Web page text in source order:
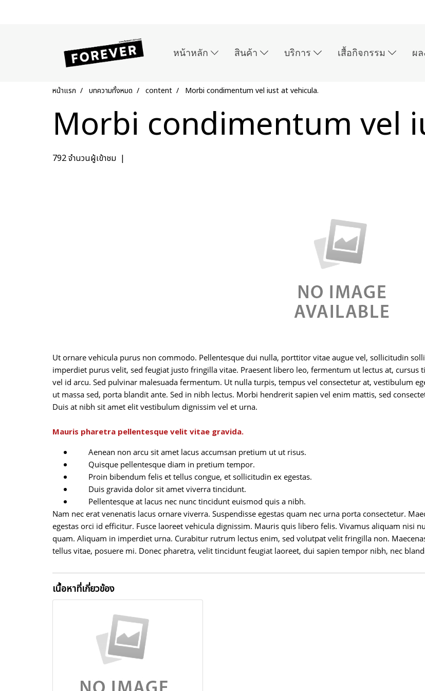
หน้าหลัก สินค้า บริการ เสื้อกิจกรรม ผ
หน้าแรก บทความทั้งหมด content Morbi condimentum vel iust at vehicula.
Morbi condimentum vel
792 จำนวนผู้เข้าชม |
Ut ornare vehicula purus non commodo. Pellentesque dui nulla, porttitor vitae augue vel, sollicitudin
imperdiet purus velit, sed feugiat justo fringilla vitae. Praesent libero leo, fermentum ut lectus at, cursus
vel id arcu. Sed pulvinar malesuada fermentum. Ut nulla turpis, tempus vel consectetur at, vestibulum
ut massa sed, porta blandit ante. Sed in nibh lectus. Morbi hendrerit sapien vel enim mattis, sed
Duis at nibh sit amet elit vestibulum dignissim vel et urna.
Mauris pharetra pellentesque velit vitae gravida.
Aenean non arcu sit amet lacus accumsan pretium ut ut risus.
Quisque pellentesque diam in pretium tempor.
Proin bibendum felis et tellus congue, et sollicitudin ex egestas.
Duis gravida dolor sit amet viverra tincidunt.
Pellentesque at lacus nec nunc tincidunt euismod quis a nibh.
Nam nec erat venenatis lacus ornare viverra. Suspendisse egestas quam nec urna porta consectetur.
egestas orci id efficitur. Fusce laoreet vehicula dignissim. Mauris quis libero felis. Vivamus aliquam nisi
quam. Aliquam in imperdiet urna. Curabitur rutrum lectus enim, sed volutpat velit fringilla non.
tellus vitae, posuere mi. Donec pharetra, velit tincidunt feugiat laoreet, dui sapien tempor nibh, nec
เนื้อหาที่เกี่ยวข้อง